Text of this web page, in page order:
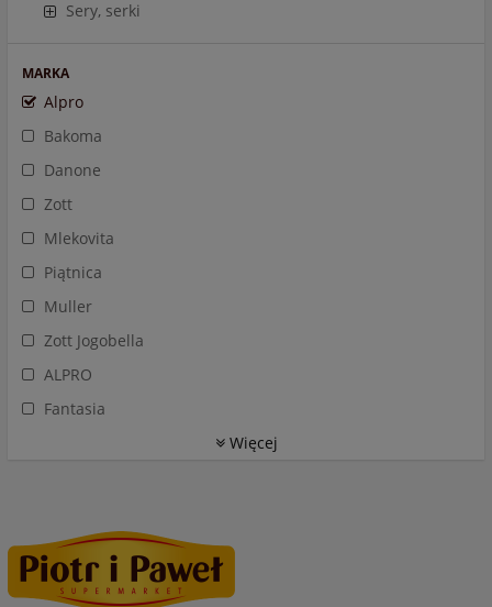
Sery, serki
MARKA
Alpro
Bakoma
Danone
Zott
Mlekovita
Piątnica
Muller
Zott Jogobella
ALPRO
Fantasia
Więcej